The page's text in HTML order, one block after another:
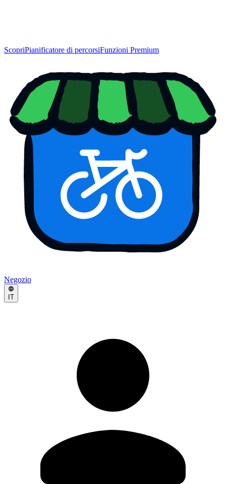
ScopriPianificatore di percorsiFunzioni Premium
Negozio
IT